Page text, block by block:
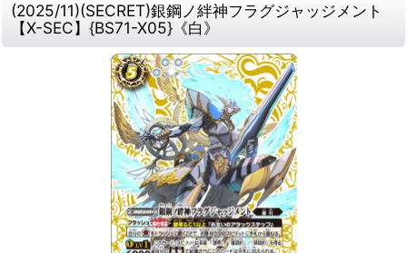
(2025/11)(SECRET)銀鋼ノ絆神フラグジャッジメント
【X-SEC】{BS71-X05}《白》